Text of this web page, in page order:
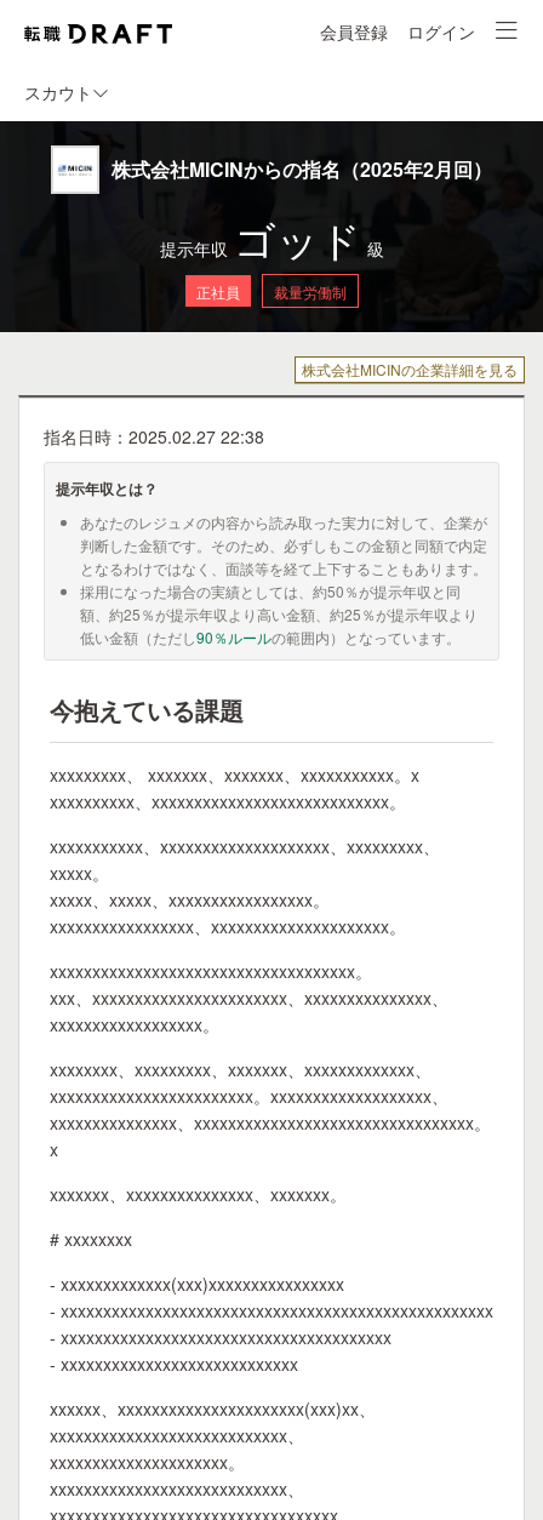
会員登録 ログイン
スカウト
株式会社MICINからの指名（2025年2月回）
提示年収 ゴッド 級
正社員 裁量労働制
株式会社MICINの企業詳細を見る
指名日時：2025.02.27 22:38
提示年収とは？
あなたのレジュメの内容から読み取った実力に対して、企業が
判断した金額です。そのため、必ずしもこの金額と同額で内定
となるわけではなく、面談等を経て上下することもあります。
採用になった場合の実績としては、約50％が提示年収と同
額、約25％が提示年収より高い金額、約25％が提示年収より
低い金額（ただし90％ルールの範囲内）となっています。
今抱えている課題
xxxxxxxxx、 xxxxxxx、xxxxxxx、xxxxxxxxxxx。x
xxxxxxxxxx、xxxxxxxxxxxxxxxxxxxxxxxxxxxx。
xxxxxxxxxxx、xxxxxxxxxxxxxxxxxxxx、xxxxxxxxx、
xxxxx。
xxxxx、xxxxx、xxxxxxxxxxxxxxxxx。
xxxxxxxxxxxxxxxxx、xxxxxxxxxxxxxxxxxxxxx。
xxxxxxxxxxxxxxxxxxxxxxxxxxxxxxxxxxxx。
xxx、xxxxxxxxxxxxxxxxxxxxxxx、xxxxxxxxxxxxxxx、
xxxxxxxxxxxxxxxxxx。
xxxxxxxx、xxxxxxxxx、xxxxxxx、xxxxxxxxxxxxx、
xxxxxxxxxxxxxxxxxxxxxxxx。xxxxxxxxxxxxxxxxxxx、
xxxxxxxxxxxxxxx、xxxxxxxxxxxxxxxxxxxxxxxxxxxxxxxxx。
x
xxxxxxx、xxxxxxxxxxxxxxx、xxxxxxx。
# xxxxxxxx
- xxxxxxxxxxxxx(xxx)xxxxxxxxxxxxxxxx
- xxxxxxxxxxxxxxxxxxxxxxxxxxxxxxxxxxxxxxxxxxxxxxxxxxx
- xxxxxxxxxxxxxxxxxxxxxxxxxxxxxxxxxxxxxxx
- xxxxxxxxxxxxxxxxxxxxxxxxxxxx
xxxxxx、xxxxxxxxxxxxxxxxxxxxxx(xxx)xx、
xxxxxxxxxxxxxxxxxxxxxxxxxxxx、
xxxxxxxxxxxxxxxxxxxxx。
xxxxxxxxxxxxxxxxxxxxxxxxxxxx、
xxxxxxxxxxxxxxxxxxxxxxxxxxxxxxxxxx。